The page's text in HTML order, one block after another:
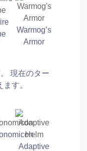
Warmog’s
Armor
現在のター
す。
Adaptive